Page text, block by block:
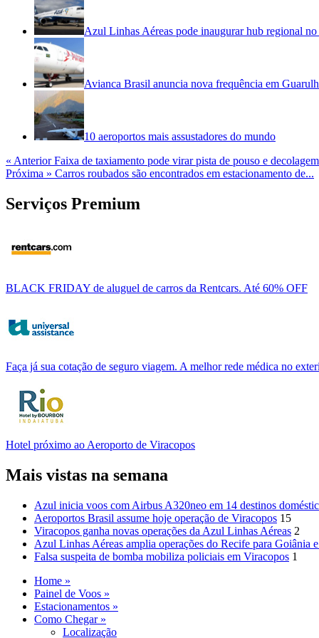
Azul Linhas Aéreas pode inaugurar hub regional
Avianca Brasil anuncia nova frequência em
10 aeroportos mais assustadores do mundo
« AnteriorFaixa de taxiamento pode virar pista de pouso e
Próxima » Carros roubados são encontrados em estacionamento de...
Serviços Premium
BLACK FRIDAY de aluguel de carros da Rentcars. Até 60% OFF
Faça já sua cotação de seguro viagem. A melhor rede médica no
Hotel próximo ao Aeroporto de Viracopos
Mais vistas na semana
Azul inicia voos com Airbus A320neo em 14 destinos
Aeroportos Brasil assume hoje operação de Viracopos 15
Viracopos ganha novas operações da Azul Linhas Aéreas 2
Azul Linhas Aéreas amplia operações do Recife para Goiânia
Falsa suspeita de bomba mobiliza policiais em Viracopos 1
Home »
Painel de Voos »
Estacionamentos »
Como Chegar »
Localização